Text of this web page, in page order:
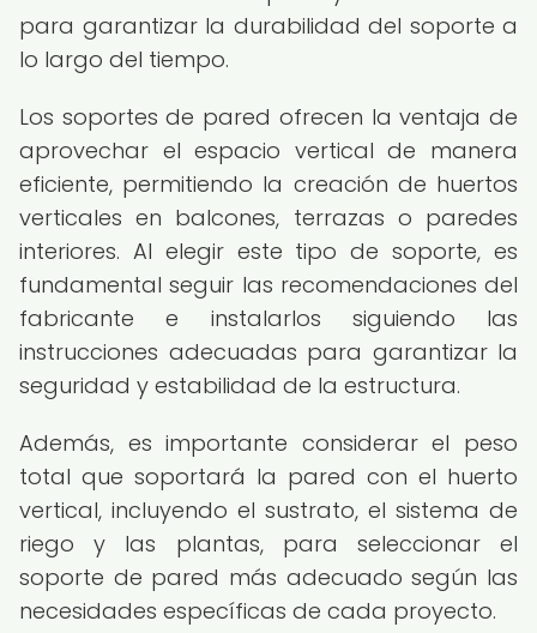
para garantizar la durabilidad del soporte a
lo largo del tiempo.
Los soportes de pared ofrecen la ventaja de
aprovechar el espacio vertical de manera
eficiente, permitiendo la creación de huertos
verticales en balcones, terrazas o paredes
interiores. Al elegir este tipo de soporte, es
fundamental seguir las recomendaciones del
fabricante e instalarlos siguiendo las
instrucciones adecuadas para garantizar la
seguridad y estabilidad de la estructura.
Además, es importante considerar el peso
total que soportará la pared con el huerto
vertical, incluyendo el sustrato, el sistema de
riego y las plantas, para seleccionar el
soporte de pared más adecuado según las
necesidades específicas de cada proyecto.